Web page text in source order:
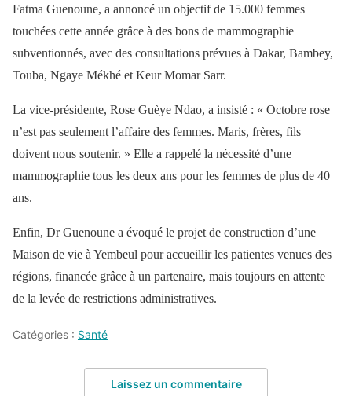
Fatma Guenoune, a annoncé un objectif de 15.000 femmes
touchées cette année grâce à des bons de mammographie
subventionnés, avec des consultations prévues à Dakar, Bambey,
Touba, Ngaye Mékhé et Keur Momar Sarr.
La vice-présidente, Rose Guèye Ndao, a insisté : « Octobre rose
n’est pas seulement l’affaire des femmes. Maris, frères, fils
doivent nous soutenir. » Elle a rappelé la nécessité d’une
mammographie tous les deux ans pour les femmes de plus de 40
ans.
Enfin, Dr Guenoune a évoqué le projet de construction d’une
Maison de vie à Yembeul pour accueillir les patientes venues des
régions, financée grâce à un partenaire, mais toujours en attente
de la levée de restrictions administratives.
Catégories : Santé
Laissez un commentaire